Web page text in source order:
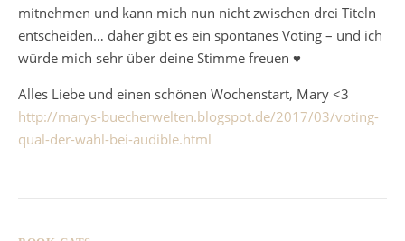
mitnehmen und kann mich nun nicht zwischen drei Titeln
entscheiden… daher gibt es ein spontanes Voting – und ich
würde mich sehr über deine Stimme freuen ♥
Alles Liebe und einen schönen Wochenstart, Mary <3
http://marys-buecherwelten.blogspot.de/2017/03/voting-
qual-der-wahl-bei-audible.html